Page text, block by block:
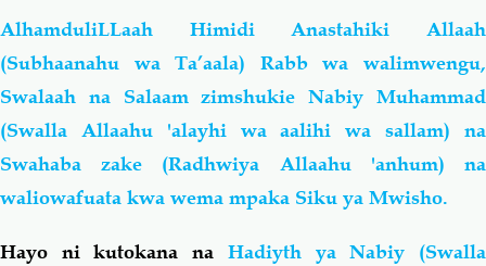
AlhamduliLLaah Himidi Anastahiki Allaah
(Subhaanahu wa Ta’aala) Rabb wa walimwengu,
Swalaah na Salaam zimshukie Nabiy Muhammad
(Swalla Allaahu 'alayhi wa aalihi wa sallam) na
Swahaba zake (Radhwiya Allaahu 'anhum) na
waliowafuata kwa wema mpaka Siku ya Mwisho.
Hayo ni kutokana na Hadiyth ya Nabiy (Swalla